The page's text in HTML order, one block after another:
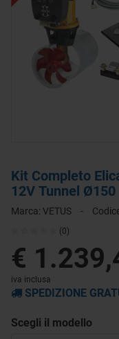
Kit Completo
12V Tunnel Ø150
Marca: VETUS -
(0)
€
iva inclusa
SPEDIZIONE
Scegli il modello